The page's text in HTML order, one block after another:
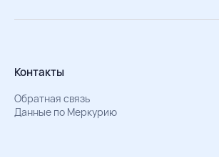
Контакты
Обратная связь
Данные по Меркурию